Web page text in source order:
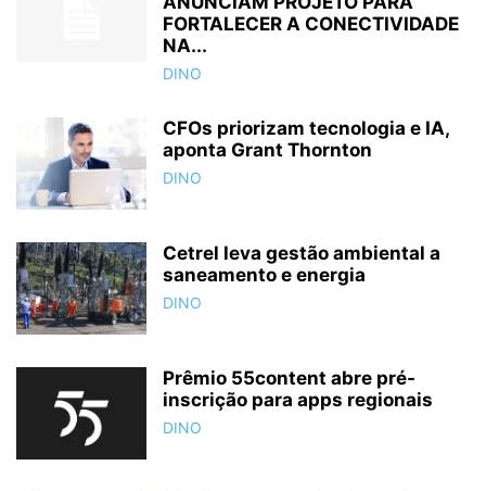
FORTALECER A CONECTIVIDADE
NA...
DINO
CFOs priorizam tecnologia e IA,
aponta Grant Thornton
DINO
Cetrel leva gestão ambiental a
saneamento e energia
DINO
Prêmio 55content abre pré-
inscrição para apps regionais
DINO